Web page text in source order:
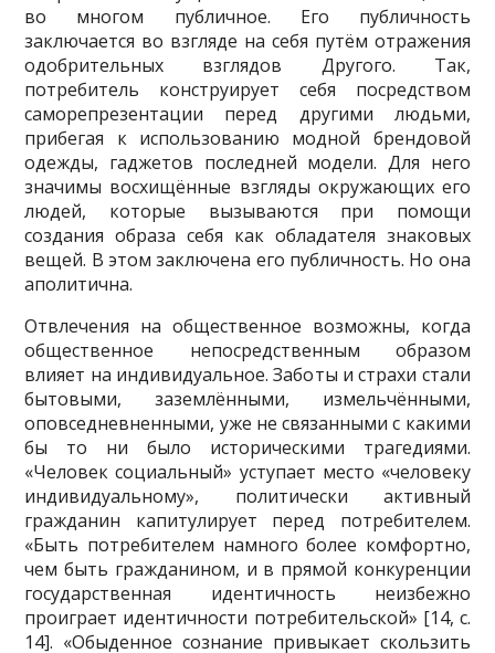
во многом публичное. Его публичность
заключается во взгляде на себя путём отражения
одобрительных взглядов Другого. Так,
потребитель конструирует себя посредством
саморепрезентации перед другими людьми,
прибегая к использованию модной брендовой
одежды, гаджетов последней модели. Для него
значимы восхищённые взгляды окружающих его
людей, которые вызываются при помощи
создания образа себя как обладателя знаковых
вещей. В этом заключена его публичность. Но она
аполитична.
Отвлечения на общественное возможны, когда
общественное непосредственным образом
влияет на индивидуальное. Заботы и страхи стали
бытовыми, заземлёнными, измельчёнными,
оповседневненными, уже не связанными с какими
бы то ни было историческими трагедиями.
«Человек социальный» уступает место «человеку
индивидуальному», политически активный
гражданин капитулирует перед потребителем.
«Быть потребителем намного более комфортно,
чем быть гражданином, и в прямой конкуренции
государственная идентичность неизбежно
проиграет идентичности потребительской» [14, с.
14]. «Обыденное сознание привыкает скользить